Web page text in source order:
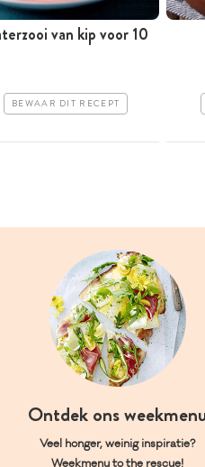
van kip voor 10
BEWAAR DIT RECEPT
Ontdek ons
Veel honger, weinig inspiratie?
Weekmenu to the rescue!